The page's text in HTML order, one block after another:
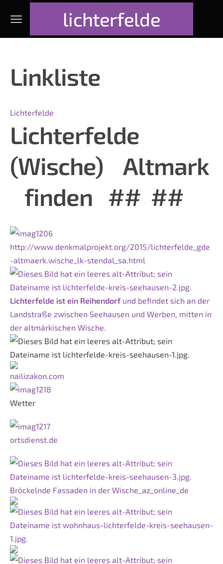
lichterfelde
Linkliste
Lichterfelde
Lichterfelde
(Wische)
Altmark
finden ## ##
http://www.denkmalprojekt.org/2015/lichterfelde_gde
-altmaerk.wische_lk-stendal_sa.html
Lichterfelde ist ein Reihendorfund befindet sich an der
Landstraße zwischen Seehausen und Werben, mitten in
der altmärkischen Wische.
nailizakon.com
Wetter
ortsdienst.de
Bröckelnde Fassaden in der Wische_az_online_de